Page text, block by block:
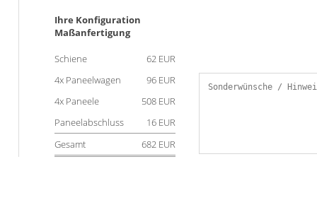
Ihre Konfiguration
Maßanfertigung
Schiene
62 EUR
4x Paneelwagen
96 EUR
4x Paneele
508 EUR
Paneelabschluss
16 EUR
Gesamt
682 EUR